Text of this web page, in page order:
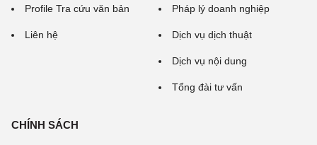
Profile Tra cứu văn bản
Liên hệ
Pháp lý doanh nghiệp
Dịch vụ dịch thuật
Dịch vụ nội dung
Tổng đài tư vấn
CHÍNH SÁCH